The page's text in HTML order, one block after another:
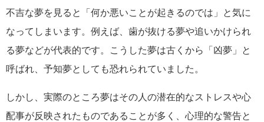
不吉な夢を見ると「何か悪いことが起きるのでは」と気に
なってしまいます。例えば、歯が抜ける夢や追いかけられ
る夢などが代表的です。こうした夢は古くから「凶夢」と
呼ばれ、予知夢としても恐れられていました。
しかし、実際のところ夢はその人の潜在的なストレスや心
配事が反映されたものであることが多く、心理的な警告と